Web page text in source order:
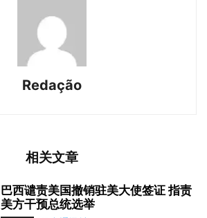
Redação
相关文章
巴西谴责美国撤销驻美大使签证 指责
美方干预总统选举